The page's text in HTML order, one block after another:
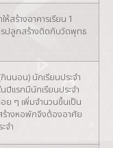
สร้างอาคารเรียน 1
รปลูกสร้างติดกับวัดพุทธ
กินนอน) นักเรียนประจำ
ปีแรกมีนักเรียนประจำ
ย ๆ เพิ่มจำนวนขึ้นเป็น
ร้างหอพักจึงต้องอาศัย
จำ